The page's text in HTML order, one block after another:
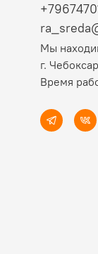
Мы
г.
Время